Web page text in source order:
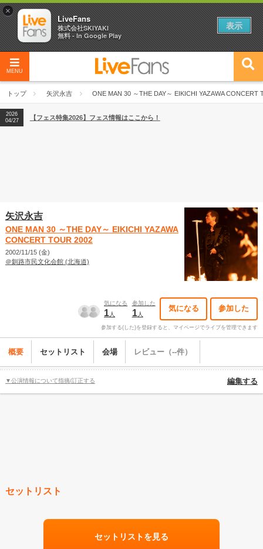
MENU
トップ 矢沢永吉 ONE MAN 30 ～THE DAY～ EIKICHI YAZAWA CONCERT
2026
04/27
2026
【ライブ動員ランキング】2026年上半期編発表！
2026
04/27
【フェス特集2026】フェス情報はここから！
矢沢永吉
ONE MAN 30 ～THE DAY～ EIKICHI YAZAWA
CONCERT TOUR 2002
2002/11/15 (金)
＠釧路市民文化会館 (北海道)
気になる
1人
参加した
1人
気になる 参加した
参加する(した)を登録すると、マイページでライブを管理できます
概要 セットリスト 会場 レビュー（--件）
▼公演情報について指摘/訂正する 編集する
セットリスト
セットリストを見る
×
LiveFans
株式会社SKIYAKI
無料 - In Google Play
表示